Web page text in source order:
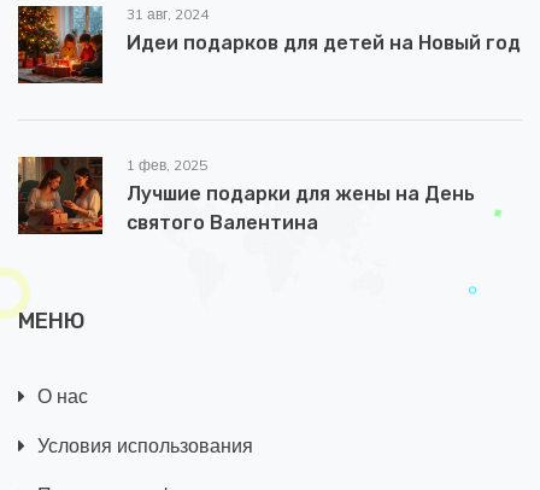
31 авг, 2024
Идеи подарков для детей на Новый год
1 фев, 2025
Лучшие подарки для жены на День
святого Валентина
МЕНЮ
О нас
Условия использования